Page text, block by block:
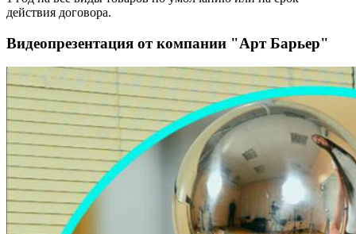
действия договора.
Видеопрезентация от компании "Арт Барьер"